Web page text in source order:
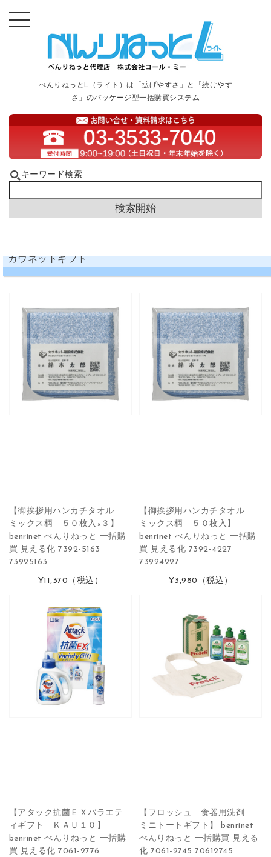
べんりねっとL（ライト）は「拡げやすさ」と「続けやす
さ」のパッケージ型一括購買システム
キーワード検索
カウネットギフト
【御挨拶用ハンカチタオル
ミックス柄 ５０枚入×３】
benrinet べんりねっと 一括購
買 見える化 7392-5163
73925163
¥11,370 （税込）
【御挨拶用ハンカチタオル
ミックス柄 ５０枚入】
benrinet べんりねっと 一括購
買 見える化 7392-4227
73924227
¥3,980 （税込）
【アタック抗菌ＥＸバラエテ
ィギフト ＫＡＵ１０】
benrinet べんりねっと 一括購
買 見える化 7061-2776
【フロッシュ 食器用洗剤
ミニトートギフト】 benrinet
べんりねっと 一括購買 見える
化 7061-2745 70612745